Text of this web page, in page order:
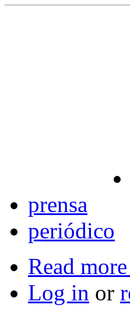
prensa
periódico
Read more
Log in or